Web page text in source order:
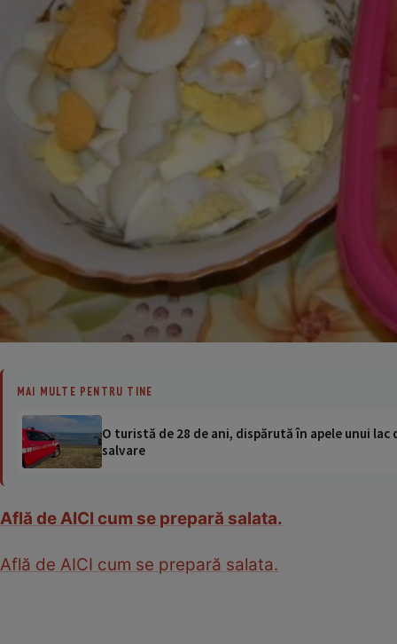
MAI MULTE PENTRU TINE
O turistă de 28 de ani, dispărută în apele unui
salvare
Află de AICI cum se prepară salata.
Află de AICI cum se prepară salata.